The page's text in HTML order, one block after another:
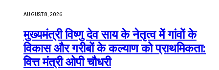
AUGUST 8, 2026
मुख्यमंत्री विष्णु देव साय के नेतृत्व में गांवों के
विकास और गरीबों के कल्याण को प्राथमिकता:
वित्त मंत्री ओपी चौधरी